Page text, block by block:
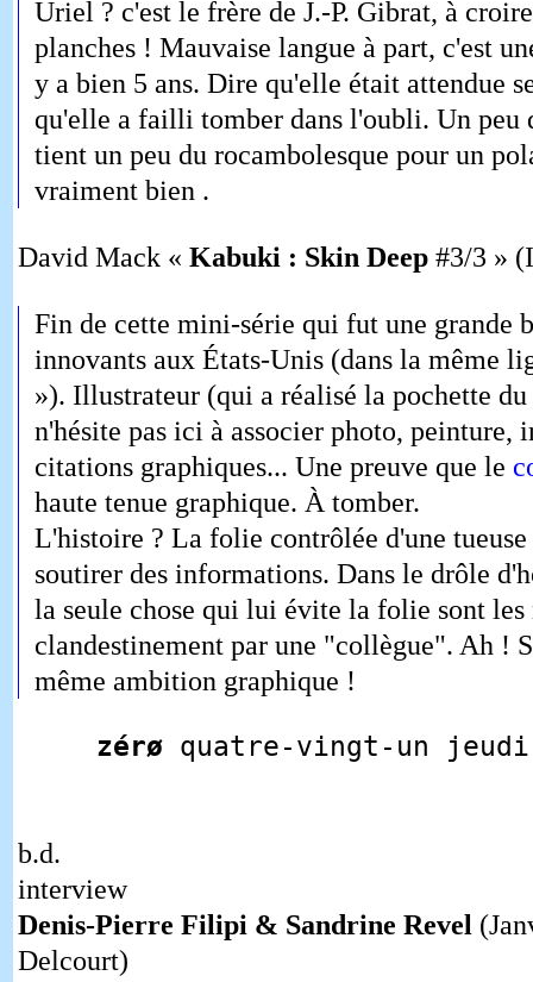
Uriel ? c'est le frère de J.-P. Gibrat, à
planches ! Mauvaise langue à part, c'est
y a bien 5 ans. Dire qu'elle était attendue
qu'elle a failli tomber dans l'oubli. Un peu
tient un peu du rocambolesque pour un
vraiment bien .
David Mack « Kabuki : Skin Deep#3/3 »
Fin de cette mini-série qui fut une grande
innovants aux États-Unis (dans la même
»). Illustrateur (qui a réalisé la pochette
n'hésite pas ici à associer photo, peinture,
citations graphiques... Une preuve que le
haute tenue graphique. À tomber.
L'histoire ? La folie contrôlée d'une
soutirer des informations. Dans le drôle
la seule chose qui lui évite la folie sont les
clandestinement par une "collègue". Ah !
même ambition graphique !
zérøquatre-vingt-un
b.d.
interview
Denis-Pierre Filipi & Sandrine Revel
Delcourt)